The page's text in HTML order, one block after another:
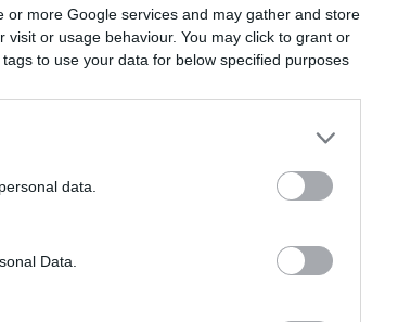
or more Google services and may gather and store
or usage behaviour. You may click to grant or
to use your data for below specified purposes
data.
Data.
στο πρόγραμμα του
προγραμματισμό
κοριτσιών –